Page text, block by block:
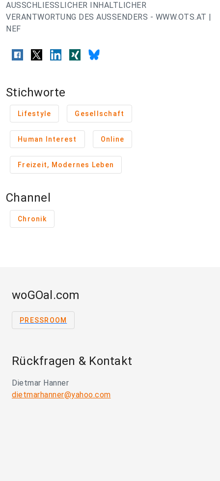
AUSSCHLIESSLICHER INHALTLICHER
VERANTWORTUNG DES AUSSENDERS - WWW.OTS.AT |
NEF
Stichworte
Lifestyle Gesellschaft
Human Interest Online
Freizeit, Modernes Leben
Channel
Chronik
woGOal.com
PRESSROOM
Rückfragen & Kontakt
Dietmar Hanner
dietmarhanner@yahoo.com